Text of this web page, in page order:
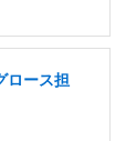
ロース担